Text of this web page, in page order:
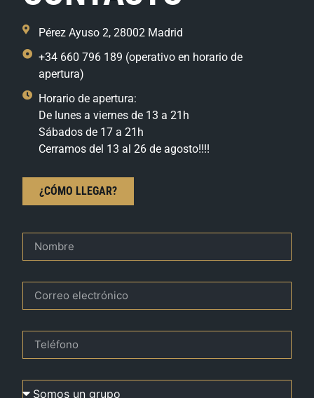
Pérez Ayuso 2, 28002 Madrid
+34 660 796 189 (operativo en horario de
apertura)
Horario de apertura:
De lunes a viernes de 13 a 21h
Sábados de 17 a 21h
Cerramos del 13 al 26 de agosto!!!!
¿CÓMO LLEGAR?